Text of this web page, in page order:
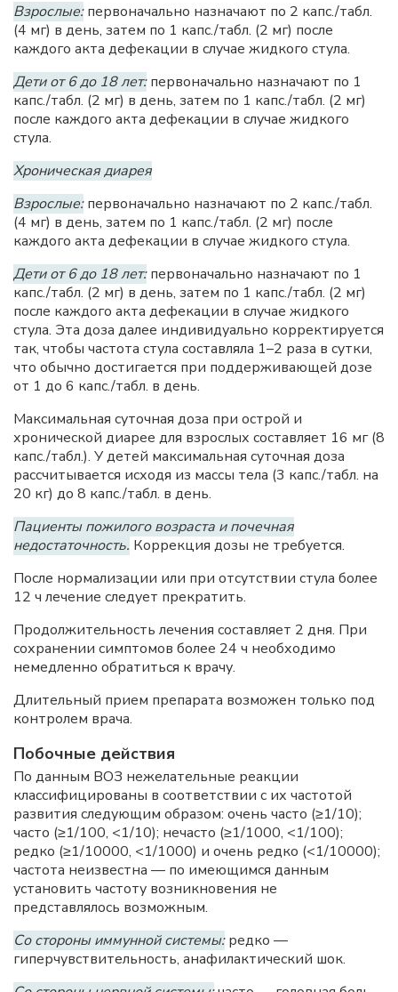
Взрослые:первоначально назначают по 2 капс./табл.
(4 мг) в день, затем по 1 капс./табл. (2 мг) после
каждого акта дефекации в случае жидкого стула.
Дети от 6 до 18 лет:первоначально назначают по 1
капс./табл. (2 мг) в день, затем по 1 капс./табл. (2 мг)
после каждого акта дефекации в случае жидкого
стула.
Хроническая диарея
Взрослые:первоначально назначают по 2 капс./табл.
(4 мг) в день, затем по 1 капс./табл. (2 мг) после
каждого акта дефекации в случае жидкого стула.
Дети от 6 до 18 лет:первоначально назначают по 1
капс./табл. (2 мг) в день, затем по 1 капс./табл. (2 мг)
после каждого акта дефекации в случае жидкого
стула. Эта доза далее индивидуально корректируется
так, чтобы частота стула составляла 1–2 раза в сутки,
что обычно достигается при поддерживающей дозе
от 1 до 6 капс./табл. в день.
Максимальная суточная доза при острой и
хронической диарее для взрослых составляет 16 мг (8
капс./табл.). У детей максимальная суточная доза
рассчитывается исходя из массы тела (3 капс./табл. на
20 кг) до 8 капс./табл. в день.
Пациенты пожилого возраста и почечная
недостаточность. Коррекция дозы не требуется.
После нормализации или при отсутствии стула более
12 ч лечение следует прекратить.
Продолжительность лечения составляет 2 дня. При
сохранении симптомов более 24 ч необходимо
немедленно обратиться к врачу.
Длительный прием препарата возможен только под
контролем врача.
Побочные действия
По данным ВОЗ нежелательные реакции
классифицированы в соответствии с их частотой
развития следующим образом: очень часто (≥1/10);
часто (≥1/100, <1/10); нечасто (≥1/1000, <1/100);
редко (≥1/10000, <1/1000) и очень редко (<1/10000);
частота неизвестна — по имеющимся данным
установить частоту возникновения не
представлялось возможным.
Со стороны иммунной системы:редко —
гиперчувствительность, анафилактический шок.